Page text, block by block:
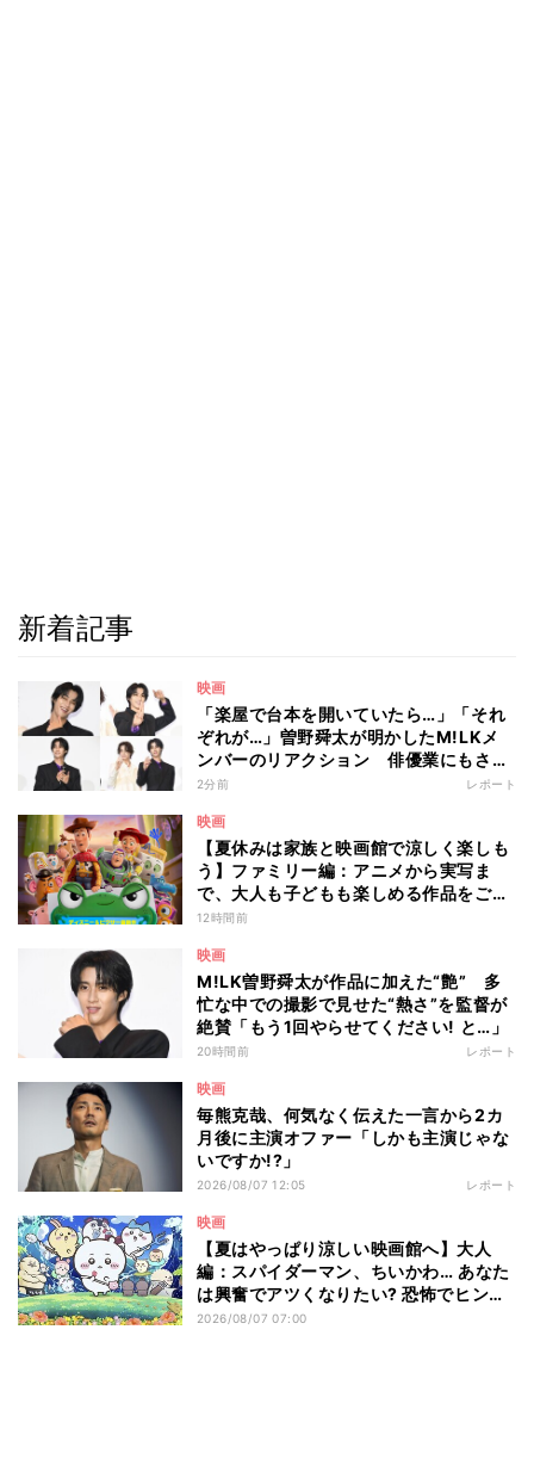
新着記事
映画
「楽屋で台本を開いていたら…」「それ
ぞれが…」曽野舜太が明かしたM!LKメ
ンバーのリアクション 俳優業にもさら
なる意欲
2分前 レポート
映画
【夏休みは家族と映画館で涼しく楽しも
う】ファミリー編：アニメから実写ま
で、大人も子どもも楽しめる作品をご紹
介 - 編集部が注目する最新映画5選
12時間前
映画
M!LK曽野舜太が作品に加えた“艶” 多
忙な中での撮影で見せた“熱さ”を監督が
絶賛「もう1回やらせてください! と…」
20時間前 レポート
映画
毎熊克哉、何気なく伝えた一言から2カ
月後に主演オファー「しかも主演じゃな
いですか!?」
2026/08/07 12:05 レポート
映画
【夏はやっぱり涼しい映画館へ】大人
編：スパイダーマン、ちいかわ… あなた
は興奮でアツくなりたい? 恐怖でヒンヤ
リしたい? - 編集部が注目する最新映画5
2026/08/07 07:00